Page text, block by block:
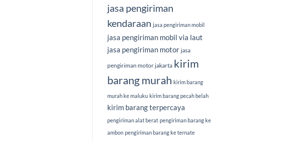
jasa pengiriman
kendaraan jasa pengiriman mobil
jasa pengiriman mobil via laut
jasa pengiriman motor jasa
pengiriman motor jakarta kirim
barang murah kirim barang
murah ke maluku kirim barang pecah belah
kirim barang terpercaya
pengiriman alat berat pengiriman barang ke
ambon pengiriman barang ke ternate